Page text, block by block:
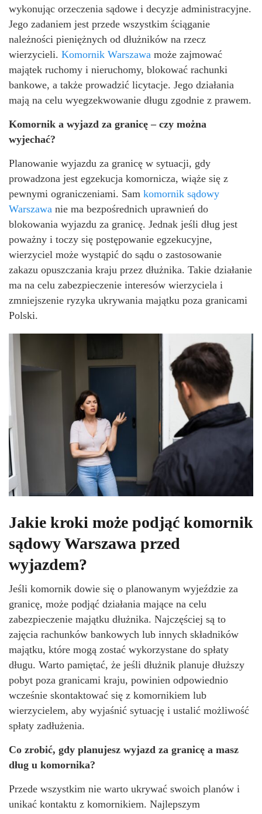
wykonując orzeczenia sądowe i decyzje administracyjne.
Jego zadaniem jest przede wszystkim ściąganie
należności pieniężnych od dłużników na rzecz
wierzycieli. Komornik Warszawa może zajmować
majątek ruchomy i nieruchomy, blokować rachunki
bankowe, a także prowadzić licytacje. Jego działania
mają na celu wyegzekwowanie długu zgodnie z prawem.
Komornik a wyjazd za granicę – czy można
wyjechać?
Planowanie wyjazdu za granicę w sytuacji, gdy
prowadzona jest egzekucja komornicza, wiąże się z
pewnymi ograniczeniami. Sam komornik sądowy
Warszawa nie ma bezpośrednich uprawnień do
blokowania wyjazdu za granicę. Jednak jeśli dług jest
poważny i toczy się postępowanie egzekucyjne,
wierzyciel może wystąpić do sądu o zastosowanie
zakazu opuszczania kraju przez dłużnika. Takie działanie
ma na celu zabezpieczenie interesów wierzyciela i
zmniejszenie ryzyka ukrywania majątku poza granicami
Polski.
Jakie kroki może podjąć komornik
sądowy Warszawa przed
wyjazdem?
Jeśli komornik dowie się o planowanym wyjeździe za
granicę, może podjąć działania mające na celu
zabezpieczenie majątku dłużnika. Najczęściej są to
zajęcia rachunków bankowych lub innych składników
majątku, które mogą zostać wykorzystane do spłaty
długu. Warto pamiętać, że jeśli dłużnik planuje dłuższy
pobyt poza granicami kraju, powinien odpowiednio
wcześnie skontaktować się z komornikiem lub
wierzycielem, aby wyjaśnić sytuację i ustalić możliwość
spłaty zadłużenia.
Co zrobić, gdy planujesz wyjazd za granicę a masz
dług u komornika?
Przede wszystkim nie warto ukrywać swoich planów i
unikać kontaktu z komornikiem. Najlepszym